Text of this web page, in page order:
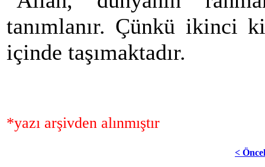
tanımlanır. Çünkü ikinci
içinde taşımaktadır.
*yazı arşivden alınmıştır
<